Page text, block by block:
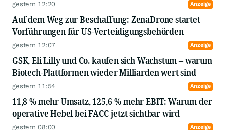
gestern 12:20 Anzeige
Auf dem Weg zur Beschaffung: ZenaDrone startet
Vorführungen für US-Verteidigungsbehörden
gestern 12:07 Anzeige
GSK, Eli Lilly und Co. kaufen sich Wachstum – warum
Biotech-Plattformen wieder Milliarden wert sind
gestern 11:54 Anzeige
11,8 % mehr Umsatz, 125,6 % mehr EBIT: Warum der
operative Hebel bei FACC jetzt sichtbar wird
gestern 08:00 Anzeige